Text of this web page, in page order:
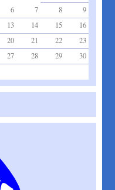
6 7 8
9
13 14 15
16
20 21 22
23
27 28 29
30